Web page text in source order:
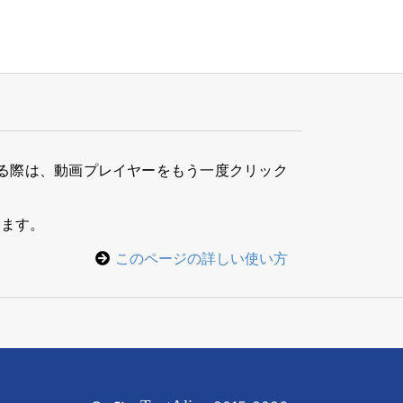
は、動画プレイヤーをもう一度クリック
す。
このページの詳しい使い方